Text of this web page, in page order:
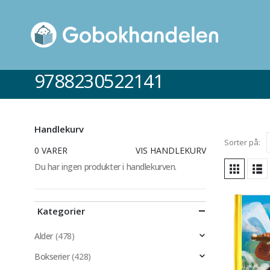
9788230522141
Sorter på:
Handlekurv
0 VARER
VIS HANDLEKURV
Du har ingen produkter i handlekurven.
Kategorier
Alder (478)
Bokserier(428)